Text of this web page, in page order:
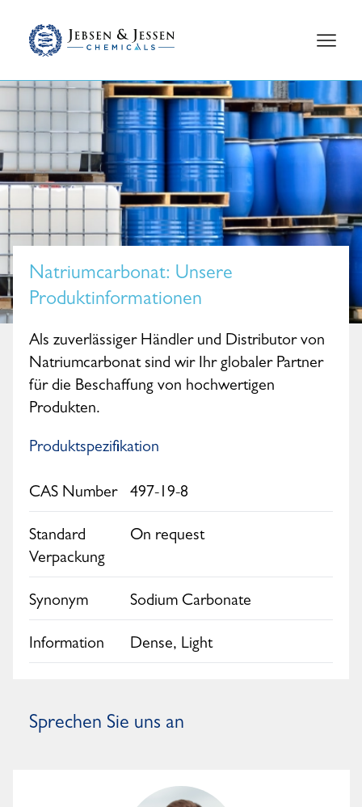
Natriumcarbonat: Unsere
Produktinformationen
Als zuverlässiger Händler und Distributor von
Natriumcarbonat sind wir Ihr globaler Partner
für die Beschaffung von hochwertigen
Produkten.
Produktspezifikation
CAS Number 497-19-8
Standard
Verpackung
On request
Synonym Sodium Carbonate
Information Dense, Light
Sprechen Sie uns an